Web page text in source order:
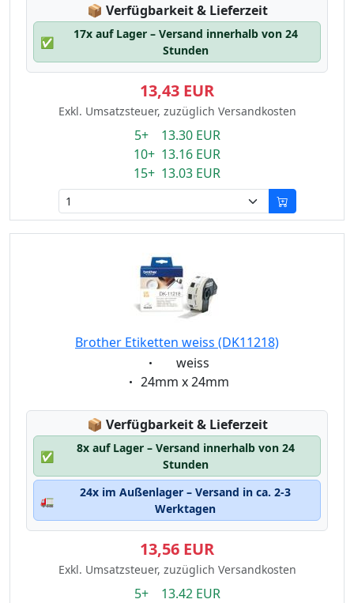
📦 Lagerstatus:
Verfügbarkeit & Lieferzeit
✅
17x auf Lager – Versand innerhalb von 24
Stunden
13,43 EUR
Exkl. Umsatzsteuer, zuzüglich Versandkosten
5+ 13.30 EUR
10+ 13.16 EUR
15+ 13.03 EUR
Brother Etiketten weiss (DK11218)
Eigenschaft:
weiss
Eigenschaft:
24mm x 24mm
📦 Lagerstatus:
Verfügbarkeit & Lieferzeit
✅
8x auf Lager – Versand innerhalb von 24
Stunden
🚛
24x im Außenlager – Versand in ca. 2-3
Werktagen
13,56 EUR
Exkl. Umsatzsteuer, zuzüglich Versandkosten
5+ 13.42 EUR